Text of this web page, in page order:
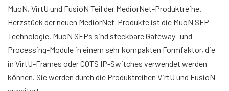
MuoN, VirtU und FusioN Teil der MediorNet-Produktreihe.
Herzstück der neuen MediorNet-Produkte ist die MuoN SFP-
Technologie. MuoN SFPs sind steckbare Gateway- und
Processing-Module in einem sehr kompakten Formfaktor, die
in VirtU-Frames oder COTS IP-Switches verwendet werden
können. Sie werden durch die Produktreihen VirtU und FusioN